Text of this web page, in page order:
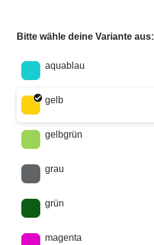
Bitte wähle deine Variante aus:
Wähle eine Farbe
aquablau
gelb
gelbgrün
grau
grün
magenta